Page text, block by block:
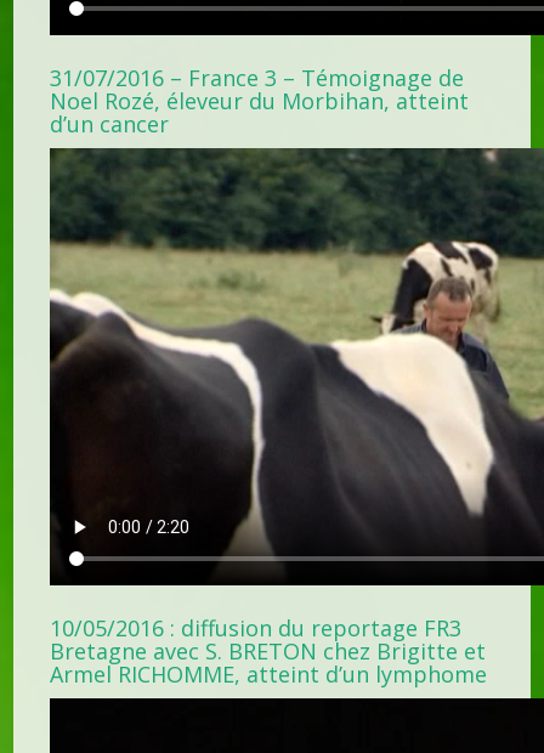
31/07/2016 – France 3 – Témoignage de
Noel Rozé, éleveur du Morbihan, atteint
d’un cancer
10/05/2016 : diffusion du reportage FR3
Bretagne avec S. BRETON chez Brigitte et
Armel RICHOMME, atteint d’un lymphome